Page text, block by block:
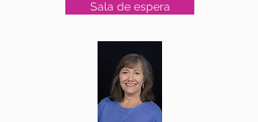
Sala de espera